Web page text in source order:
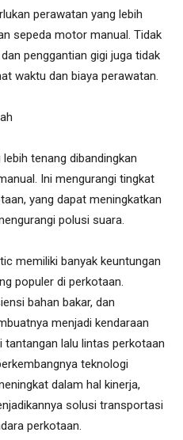
perawatan yang lebih
sepeda motor manual. Tidak
penggantian gigi juga tidak
waktu dan biaya perawatan.
tenang dibandingkan
Ini mengurangi tingkat
yang dapat meningkatkan
polusi suara.
memiliki banyak keuntungan
populer di perkotaan.
bahan bakar, dan
menjadi kendaraan
lalu lintas perkotaan
teknologi
dalam hal kinerja,
solusi transportasi
perkotaan.